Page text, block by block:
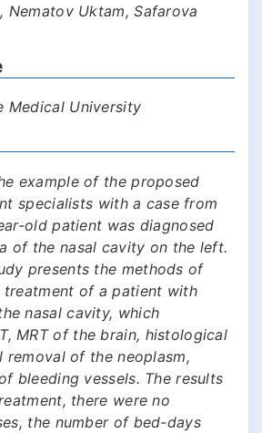
Nematov Uktam, Safarova
Medical University
example of the proposed
specialists with a case from
old patient was diagnosed
of the nasal cavity on the left.
presents the methods of
treatment of a patient with
nasal cavity, which
MRТ of the brain, histological
removal of the neoplasm,
bleeding vessels. The results
there were no
the number of bed-days